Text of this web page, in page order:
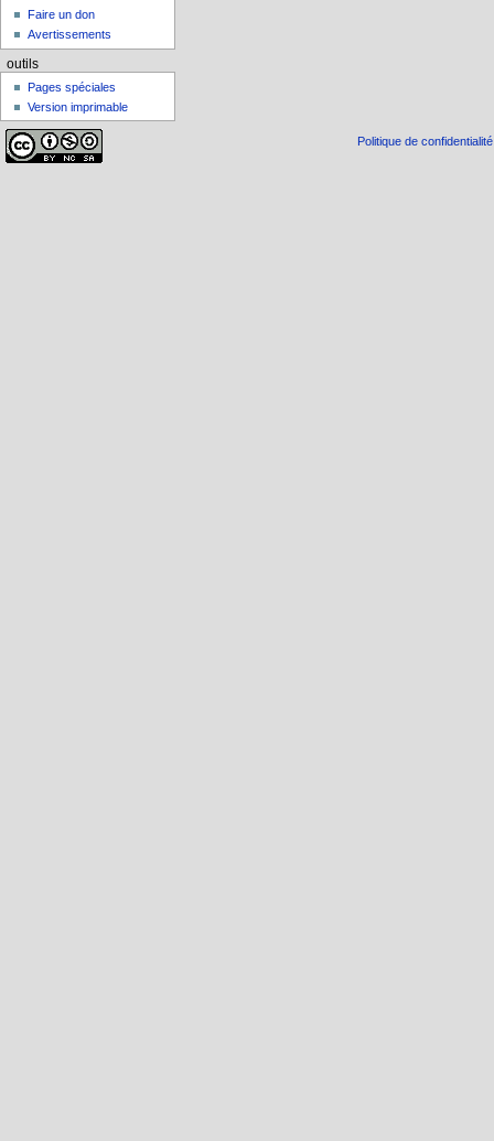
Faire un don
Avertissements
outils
Pages spéciales
Version imprimable
Politique de confidentialité